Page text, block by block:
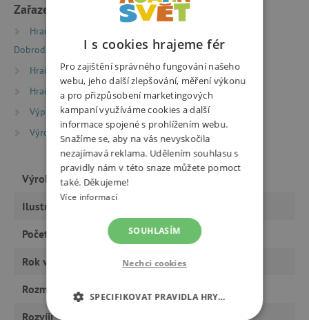
Zařazeno v kategoriích
Hračky dle typu
Dobrodružné a fantasy knihy
Hračky dle typu
Knihy
Pohádky
Hračky dle typu
Knihy
Knížky pro nejmenší
Výprodej %
Výprodej -20 %
Výrobci
Naše Vojsko
Výrobce
Ilustrátor
Počet stran 80
Rok vydání 2017
Rozměry
Rozvíjí
I s cookies hrajeme fér
Pro zajištění správného fungování našeho
webu, jeho další zlepšování, měření výkonu
a pro přizpůsobení marketingových
kampaní využíváme cookies a další
informace spojené s prohlížením webu.
Snažíme se, aby na vás nevyskočila
nezajímavá reklama. Udělením souhlasu s
pravidly nám v této snaze můžete pomoct
také. Děkujeme!
Více informací
SOUHLASÍM
Nechci cookies
SPECIFIKOVAT PRAVIDLA HRY…